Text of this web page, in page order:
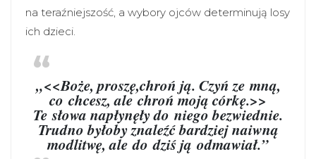
na teraźniejszość, a wybory ojców determinują losy
ich dzieci.
„<<Boże, proszę,chroń ją. Czyń ze mną,
co chcesz, ale chroń moją córkę.>>
Te słowa napłynęły do niego bezwiednie.
Trudno byłoby znaleźć bardziej naiwną
modlitwę, ale do dziś ją odmawiał.”